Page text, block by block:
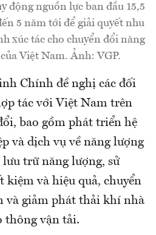
động nguồn lực ban đầu 15,5
5 năm tới để giải quyết nhu
xúc tác cho chuyển đổi năng
Việt Nam. Ảnh: VGP.
Chính đề nghị các đối
tác với Việt Nam trên
bao gồm phát triển hệ
và dịch vụ về năng lượng
trữ năng lượng, sử
kiệm và hiệu quả, chuyển
và giảm phát thải khí nhà
thông vận tải.